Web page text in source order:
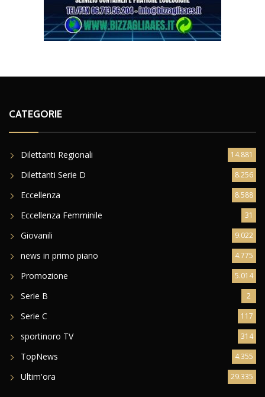
CATEGORIE
Dilettanti Regionali 14.881
Dilettanti Serie D 8.256
Eccellenza 8.588
Eccellenza Femminile 31
Giovanili 9.022
news in primo piano 4.775
Promozione 5.014
Serie B 2
Serie C 117
sportinoro TV 314
TopNews 4.355
Ultim'ora 29.335